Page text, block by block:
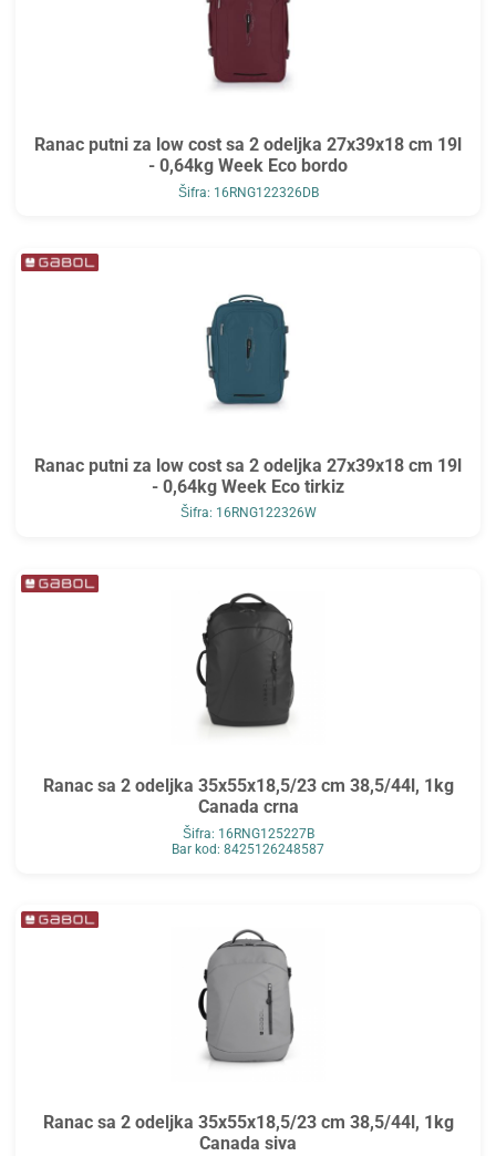
Ranac putni za low cost sa 2 odeljka 27x39x18 cm 19l
- 0,64kg Week Eco bordo
Šifra: 16RNG122326DB
Ranac putni za low cost sa 2 odeljka 27x39x18 cm 19l
- 0,64kg Week Eco tirkiz
Šifra: 16RNG122326W
Ranac sa 2 odeljka 35x55x18,5/23 cm 38,5/44l, 1kg
Canada crna
Šifra: 16RNG125227B
Bar kod: 8425126248587
Ranac sa 2 odeljka 35x55x18,5/23 cm 38,5/44l, 1kg
Canada siva